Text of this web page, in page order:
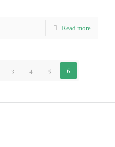
Read more
3 4 5 6